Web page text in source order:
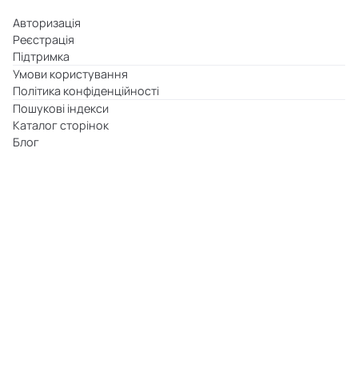
Авторизація
Реєстрація
Підтримка
Умови користування
Політика конфіденційності
Пошукові індекси
Каталог сторінок
Блог